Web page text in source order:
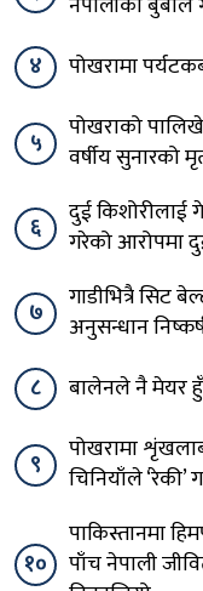
४
पोखरामा
५
पोखराको
वर्षीय सुनारको
६
दुई किशोरीलाई
गरेको आरोपमा
७
गाडीभित्रै सिट
अनुसन्धान
८
बालेनले नै मेयर
९
पोखरामा
चिनियाँले
१०
पाकिस्तानमा
पाँच नेपाली